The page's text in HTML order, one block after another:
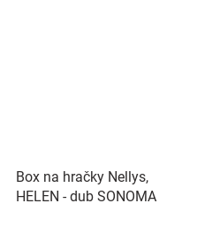
Box na hračky Nellys,
HELEN - dub SONOMA